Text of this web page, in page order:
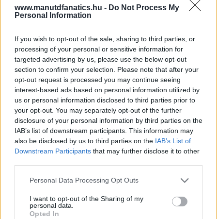
www.manutdfanatics.hu - Do Not Process My
Personal Information
If you wish to opt-out of the sale, sharing to third parties, or
processing of your personal or sensitive information for
targeted advertising by us, please use the below opt-out
section to confirm your selection. Please note that after your
opt-out request is processed you may continue seeing
interest-based ads based on personal information utilized by
us or personal information disclosed to third parties prior to
your opt-out. You may separately opt-out of the further
disclosure of your personal information by third parties on the
IAB’s list of downstream participants. This information may
also be disclosed by us to third parties on the IAB’s List of
Downstream Participants that may further disclose it to other
Please note that this website/app uses one or more Google
not limited to your visit or usage behaviour. You may click to
grant or deny consent to Google and its third-party tags to
Personal Data Processing Opt Outs
I want to opt-out of the Sharing of my
personal data.
Opted In